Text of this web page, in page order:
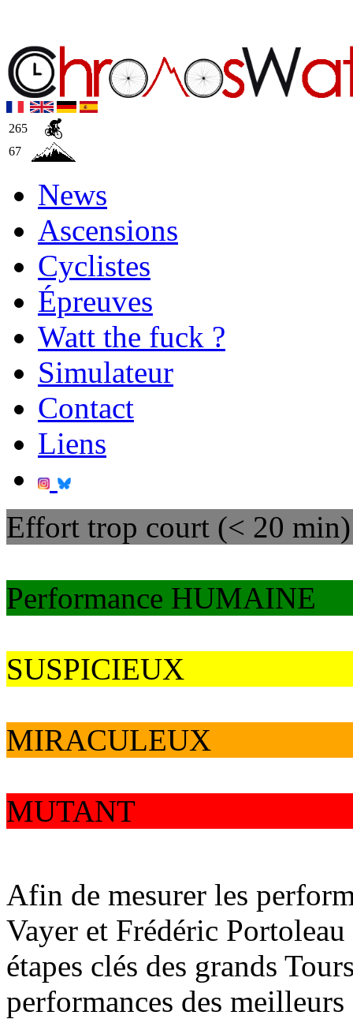
265
67
News
Ascensions
Cyclistes
Épreuves
Watt the fuck ?
Simulateur
Contact
Liens
Effort trop court (< 20 min)
Performance HUMAINE
SUSPICIEUX
MIRACULEUX
MUTANT
Afin de mesurer les
Vayer et Frédéric
étapes clés des grands
performances des